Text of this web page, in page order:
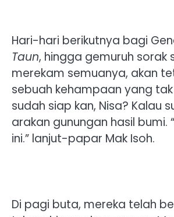
Hari-hari berikutnya bagi
Taun, hingga gemuruh sorak
merekam semuanya, akan
sebuah kehampaan yang
sudah siap kan, Nisa? Kalau
arakan gunungan hasil
ini.” lanjut-papar Mak Isoh.
Di pagi buta, mereka telah